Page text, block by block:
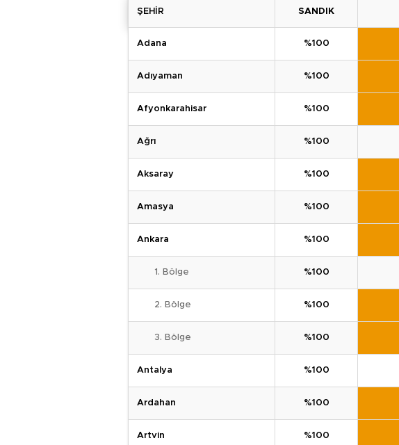
ŞEHİR SANDIK
Adana %100
Adıyaman %100
Afyonkarahisar %100
Ağrı %100
Aksaray %100
Amasya %100
Ankara %100
1. Bölge %100
2. Bölge %100
3. Bölge %100
Antalya %100
Ardahan %100
Artvin %100